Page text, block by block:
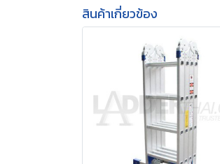
สินค้าเกี่ยวข้อง